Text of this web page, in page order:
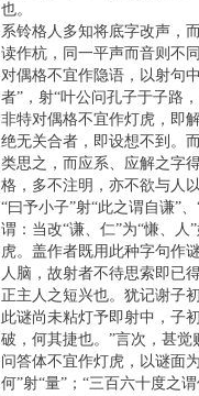
也。
系铃格人多知将底字改声，
读作杭，同一平声而音则不
对偶格不宜作隐语，以射句
者”，射“叶公问孔子于子路
非特对偶格不宜作灯虎，即
绝无关合者，即设想不到。
类思之，而应系、应解之字
格，多不注明，亦不欲与人
“曰予小子”射“此之谓自谦”
谓：当改“谦、仁”为“慊、
虎。盖作者既用此种字句作
人脑，故射者不待思索即已
正主人之短兴也。犹记谢子
此谜尚未粘灯予即射中，子
破，何其捷也。”言次，甚觉
问答体不宜作灯虎，以谜面
何”射“量”；“三百六十度之